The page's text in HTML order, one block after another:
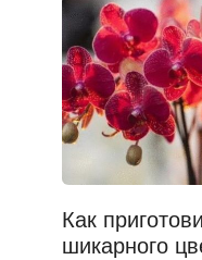
Как
шикарного